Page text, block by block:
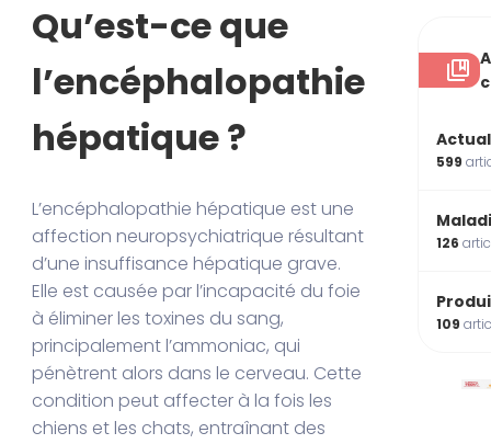
Qu’est-ce que
l’encéphalopathie
hépatique ?
L’encéphalopathie hépatique est une
affection neuropsychiatrique résultant
d’une insuffisance hépatique grave.
Elle est causée par l’incapacité du foie
à éliminer les toxines du sang,
principalement l’ammoniac, qui
pénètrent alors dans le cerveau. Cette
condition peut affecter à la fois les
chiens et les chats, entraînant des
599
126
109